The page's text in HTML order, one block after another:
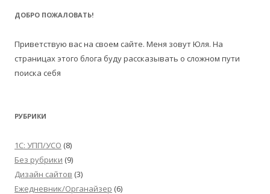
ДОБРО ПОЖАЛОВАТЬ!
Приветствую вас на своем сайте. Меня зовут Юля. На
страницах этого блога буду рассказывать о сложном пути
поиска себя
РУБРИКИ
1С: УПП/УСО (8)
Без рубрики (9)
Дизайн сайтов (3)
Ежедневник/Органайзер (6)